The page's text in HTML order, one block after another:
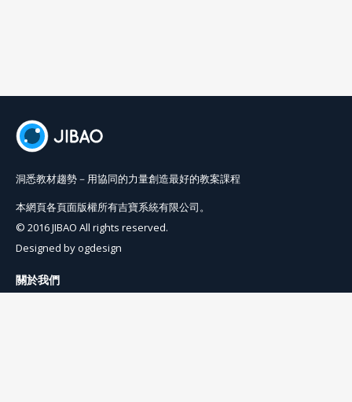
洞悉教材趨勢－用協同的力量創造最好的教案課程
本網頁各頁面版權所有吉寶系統有限公司。
© 2016 JIBAO All rights reserved.
Designed byogdesign
關於我們